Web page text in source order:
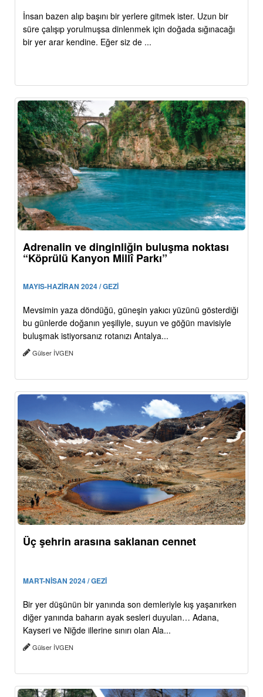
İnsan bazen alıp başını bir yerlere gitmek ister. Uzun bir
süre çalışıp yorulmuşsa dinlenmek için doğada sığınacağı
bir yer arar kendine. Eğer siz de ...
Adrenalin ve dinginliğin buluşma noktası
“Köprülü Kanyon Millî Parkı”
MAYIS-HAZİRAN 2024 / GEZİ
Mevsimin yaza döndüğü, güneşin yakıcı yüzünü gösterdiği
bu günlerde doğanın yeşiliyle, suyun ve göğün mavisiyle
buluşmak istiyorsanız rotanızı Antalya...
Gülser İVGEN
Üç şehrin arasına saklanan cennet
MART-NİSAN 2024 / GEZİ
Bir yer düşünün bir yanında son demleriyle kış yaşanırken
diğer yanında baharın ayak sesleri duyulan… Adana,
Kayseri ve Niğde illerine sınırı olan Ala...
Gülser İVGEN